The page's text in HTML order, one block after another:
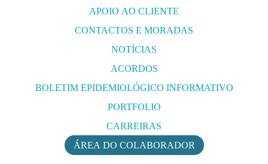
APOIO AO CLIENTE
CONTACTOS E MORADAS
NOTÍCIAS
ACORDOS
BOLETIM EPIDEMIOLÓGICO INFORMATIVO
PORTFOLIO
CARREIRAS
ÁREA DO COLABORADOR